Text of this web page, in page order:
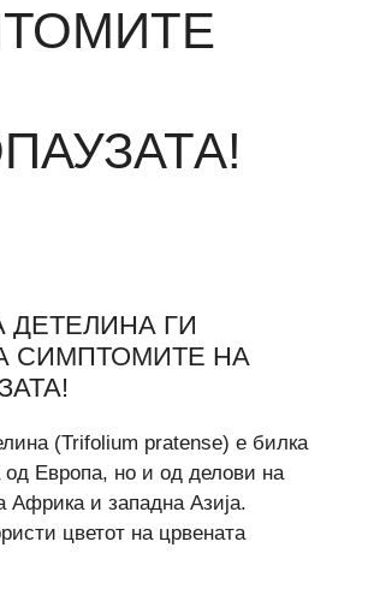
ДЕТЕЛИНА ГИ
СИМПТОМИТЕ НА
(Trifolium pratense) е билка
од Европа, но и од делови на
Африка и западна Азија.
цветот на црвената